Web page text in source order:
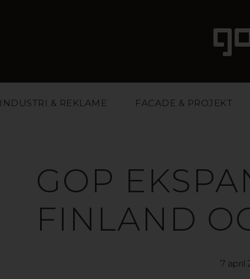
INDUSTRI & REKLAME FACADE & PROJEKT
GOP
FINLAND
7 april